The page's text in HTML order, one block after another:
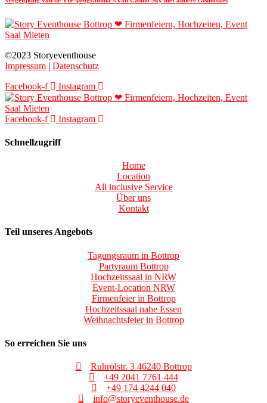
©2023 Storyeventhouse
Impressum | Datenschutz
Facebook-f
Instagram
Facebook-f Instagram
Schnellzugriff
Home
Location
All inclusive Service
Über uns
Kontakt
Teil unseres Angebots
Tagungsraum in Bottrop
Partyraum Bottrop
Hochzeitssaal in NRW
Event-Location NRW
Firmenfeier in Bottrop
Hochzeitssaal nahe Essen
Weihnachtsfeier in Bottrop
So erreichen Sie uns
Ruhrölstr. 3 46240 Bottrop
+49 2041 7761 444
+49 174 4244 040
info@storyeventhouse.de